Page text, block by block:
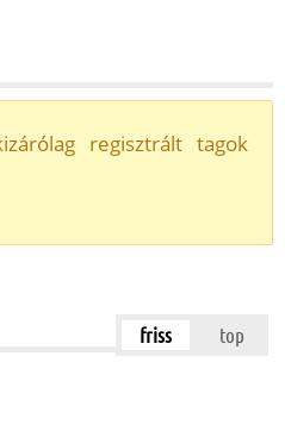
regisztrált tagok
friss top